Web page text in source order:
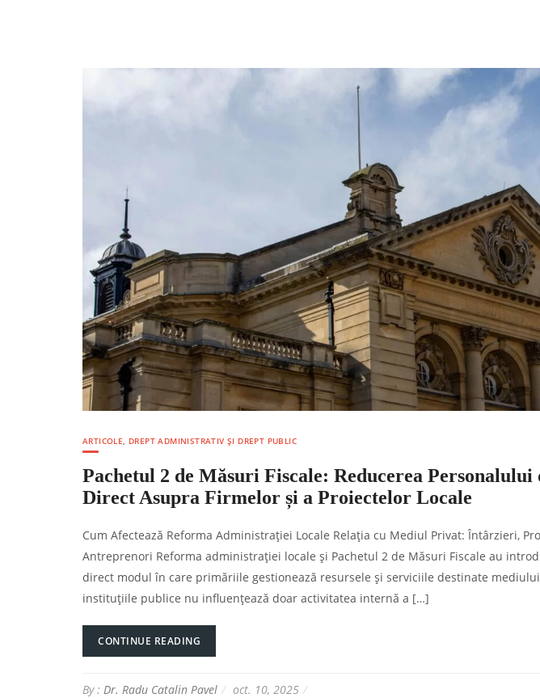
ARTICOLE DREPT ADMINISTRATIV ȘI DREPT PUBLIC
Pachetul 2 de Măsuri Fiscale: Reducerea
Direct Asupra Firmelor și a Proiectelor Locale
Cum Afectează Reforma Administrației Locale Relația cu Mediul Privat: Întârzieri,
Antreprenori Reforma administrației locale și Pachetul 2 de Măsuri Fiscale au
direct modul în care primăriile gestionează resursele și serviciile destinate
instituțiile publice nu influențează doar activitatea internă a […]
CONTINUE READING
By : Dr. Radu Catalin Pavel oct. 10, 2025